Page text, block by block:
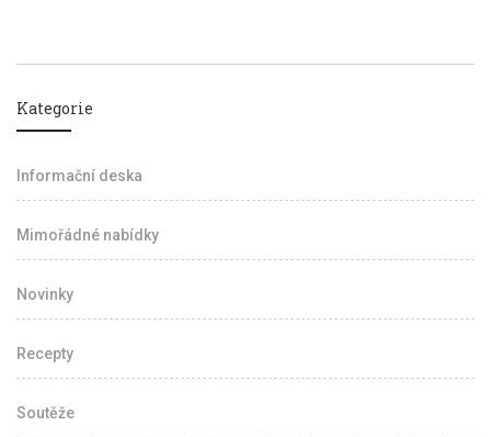
Kategorie
Informační deska
Mimořádné nabídky
Novinky
Recepty
Soutěže